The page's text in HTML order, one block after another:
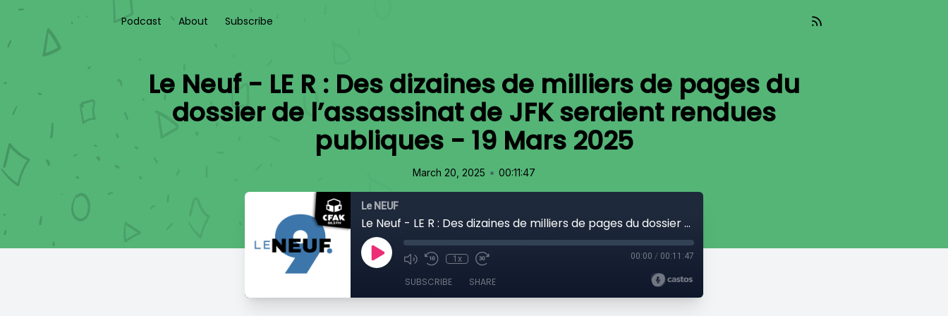
Podcast About Subscribe
Le Neuf - LE R : Des dizaines de milliers de pages du
dossier de l’assassinat de JFK seraient rendues
publiques - 19 Mars 2025
March 20, 2025 • 00:11:47
Le NEUF
Le Neuf - LE R : Des dizaines de milliers de pages du dossier de l’assassinat de JFK seraient rendues publiques - 19 Mars 2025
1x 00:00 / 00:11:47
SUBSCRIBE SHARE